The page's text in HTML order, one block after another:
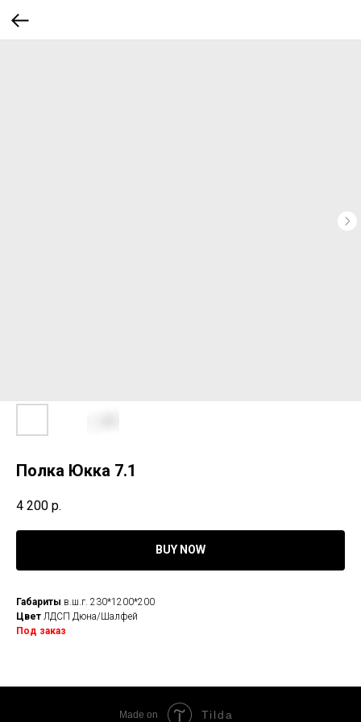
Полка Юкка 7.1
4 200 р.
BUY NOW
Габариты в.ш.г. 230*1200*200
Цвет ЛДСП Дюна/Шалфей
Под заказ
Made on Tilda